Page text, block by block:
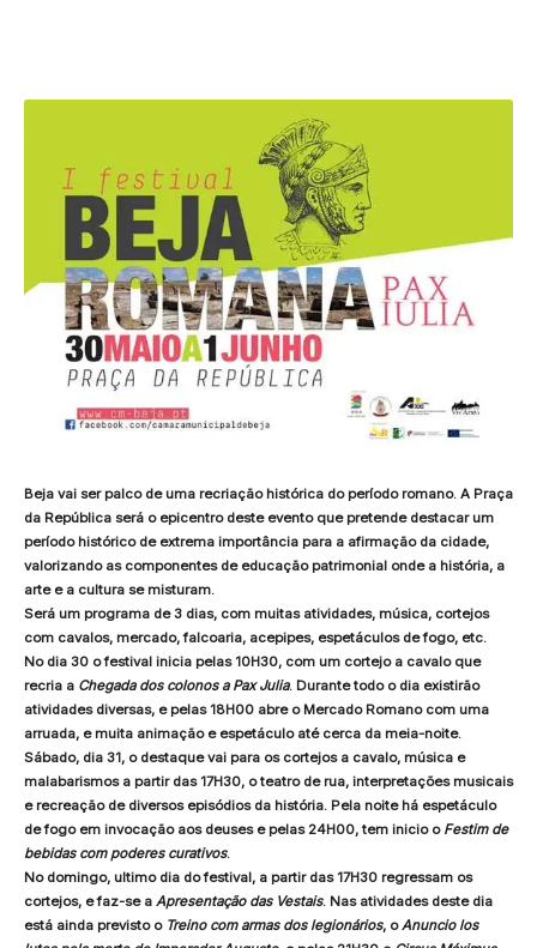
Beja vai ser palco de uma recriação histórica do período romano. A Praça
da República será o epicentro deste evento que pretende destacar um
período histórico de extrema importância para a afirmação da cidade,
valorizando as componentes de educação patrimonial onde a história, a
arte e a cultura se misturam.
Será um programa de 3 dias, com muitas atividades, música, cortejos
com cavalos, mercado, falcoaria, acepipes, espetáculos de fogo, etc.
No dia 30 o festival inicia pelas 10H30, com um cortejo a cavalo que
recria a Chegada dos colonos a Pax Julia. Durante todo o dia existirão
atividades diversas, e pelas 18H00 abre o Mercado Romano com uma
arruada, e muita animação e espetáculo até cerca da meia-noite.
Sábado, dia 31, o destaque vai para os cortejos a cavalo, música e
malabarismos a partir das 17H30, o teatro de rua, interpretações musicais
e recreação de diversos episódios da história. Pela noite há espetáculo
de fogo em invocação aos deuses e pelas 24H00, tem inicio o Festim de
bebidas com poderes curativos.
No domingo, ultimo dia do festival, a partir das 17H30 regressam os
cortejos, e faz-se a Apresentação das Vestais. Nas atividades deste dia
está ainda previsto o Treino com armas dos legionários, o Anuncio los